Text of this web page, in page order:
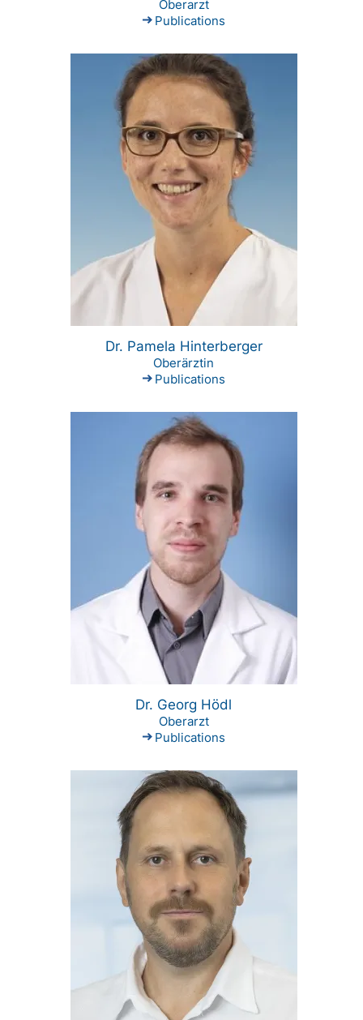
Oberarzt
Publications
Dr. Pamela Hinterberger
Oberärztin
Publications
Dr. Georg Hödl
Oberarzt
Publications